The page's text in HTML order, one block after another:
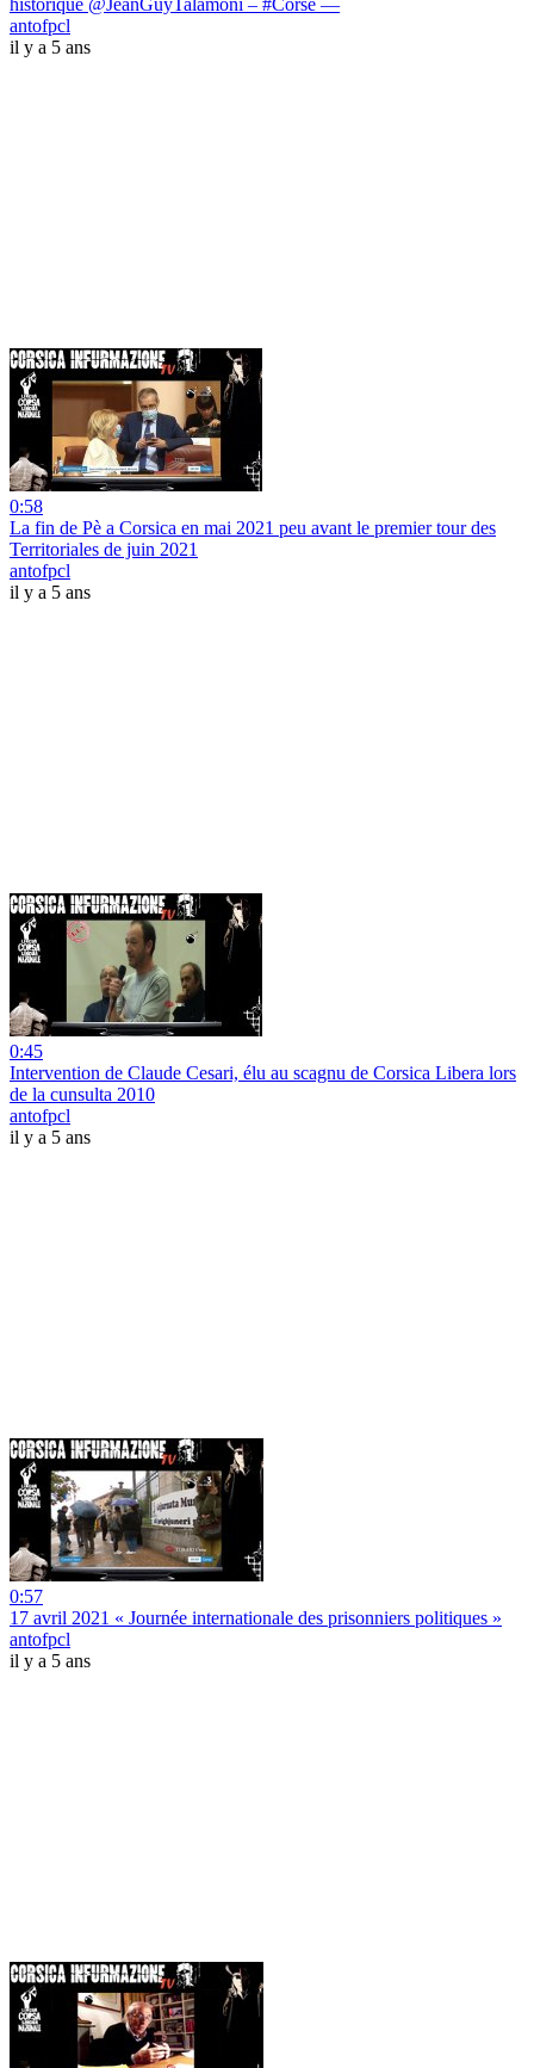
historique @JeanGuyTalamoni – #Corse —
antofpcl
il y a 5 ans
0:58
La fin de Pè a Corsica en mai 2021 peu avant le premier tour des
Territoriales de juin 2021
antofpcl
il y a 5 ans
0:45
Intervention de Claude Cesari, élu au scagnu de Corsica Libera lors
de la cunsulta 2010
antofpcl
il y a 5 ans
0:57
17 avril 2021 « Journée internationale des prisonniers politiques »
antofpcl
il y a 5 ans